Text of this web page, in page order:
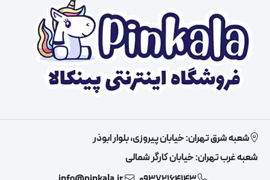
شعبه شرق تهران: خیابان پیروزی، بلوار ابوذر
شعبه غرب تهران: خیابان کارگر شمالی